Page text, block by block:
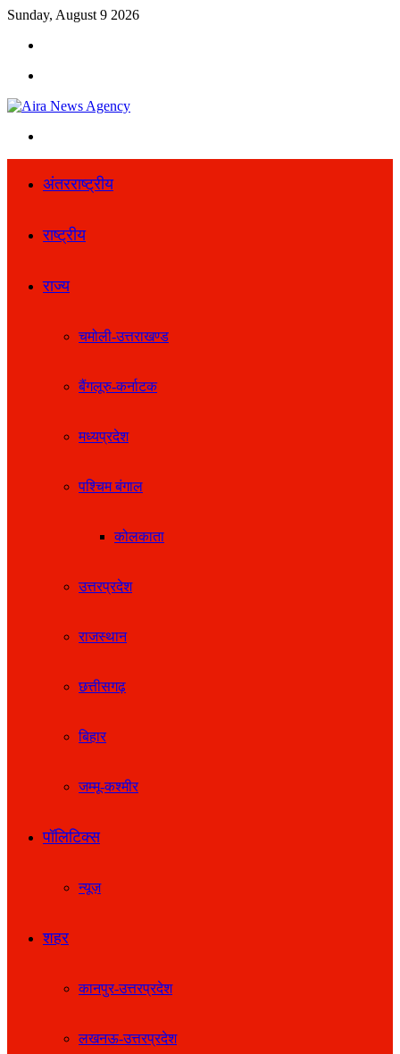
Sunday, August 9 2026
अंतरराष्ट्रीय
राष्ट्रीय
राज्य
चमोली-उत्तराखण्ड
बैंगलूरु-कर्नाटक
मध्यप्रदेश
पश्चिम बंगाल
कोलकाता
उत्तरप्रदेश
राजस्थान
छत्तीसगढ़
बिहार
जम्मू-कश्मीर
पॉलिटिक्स
न्यूज़
शहर
कानपुर-उत्तरप्रदेश
लखनऊ-उत्तरप्रदेश